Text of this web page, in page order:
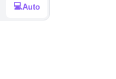
💻Auto